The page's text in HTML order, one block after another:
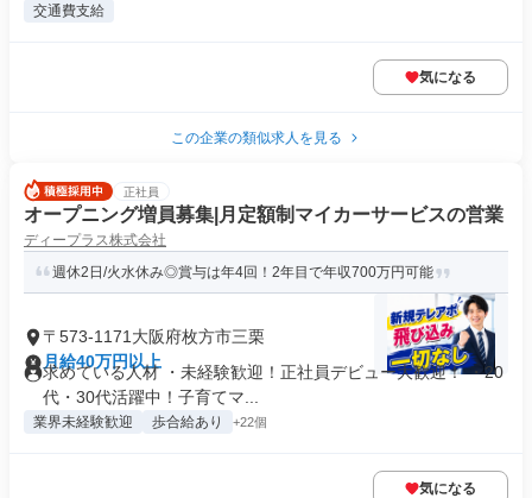
交通費支給
気になる
この企業の類似求人を見る
正社員
オープニング増員募集|月定額制マイカーサービスの営業
ディープラス株式会社
週休2日/火水休み◎賞与は年4回！2年目で年収700万円可能
〒573-1171大阪府枚方市三栗
月給40万円以上
求めている人材 ・未経験歓迎！正社員デビュー大歓迎！ ・20
代・30代活躍中！子育てマ...
業界未経験歓迎 歩合給あり +22個
気になる